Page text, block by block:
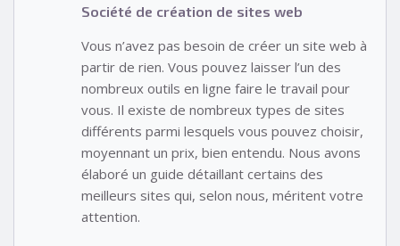
Société de création de sites web
Vous n’avez pas besoin de créer un site web à
partir de rien. Vous pouvez laisser l’un des
nombreux outils en ligne faire le travail pour
vous. Il existe de nombreux types de sites
différents parmi lesquels vous pouvez choisir,
moyennant un prix, bien entendu. Nous avons
élaboré un guide détaillant certains des
meilleurs sites qui, selon nous, méritent votre
attention.